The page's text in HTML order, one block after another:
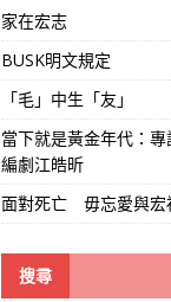
家在宏志
BUSK明文規定
「毛」中生「友」
當下就是黃金年代：
編劇江皓昕
面對死亡 毋忘愛與宏
搜尋